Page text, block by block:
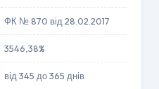
ФК № 870 від 28.02.2017
3546,38%
від 345 до 365 днів